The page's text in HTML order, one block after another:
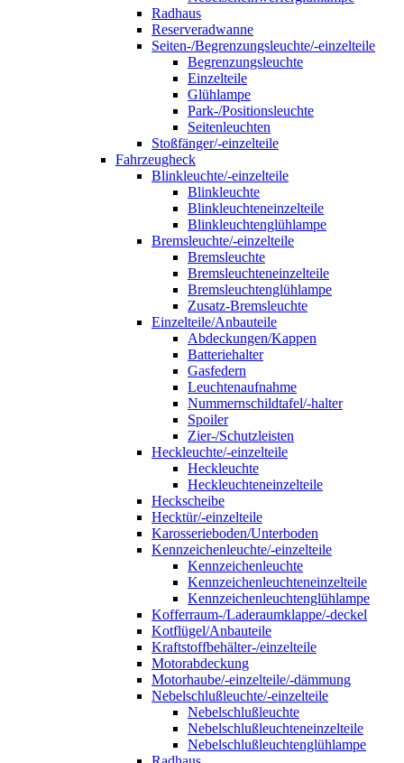
Radhaus
Reserveradwanne
Seiten-/Begrenzungsleuchte/-einzelteile
Begrenzungsleuchte
Einzelteile
Glühlampe
Park-/Positionsleuchte
Seitenleuchten
Stoßfänger/-einzelteile
Fahrzeugheck
Blinkleuchte/-einzelteile
Blinkleuchte
Blinkleuchteneinzelteile
Blinkleuchtenglühlampe
Bremsleuchte/-einzelteile
Bremsleuchte
Bremsleuchteneinzelteile
Bremsleuchtenglühlampe
Zusatz-Bremsleuchte
Einzelteile/Anbauteile
Abdeckungen/Kappen
Batteriehalter
Gasfedern
Leuchtenaufnahme
Nummernschildtafel/-halter
Spoiler
Zier-/Schutzleisten
Heckleuchte/-einzelteile
Heckleuchte
Heckleuchteneinzelteile
Heckscheibe
Hecktür/-einzelteile
Karosserieboden/Unterboden
Kennzeichenleuchte/-einzelteile
Kennzeichenleuchte
Kennzeichenleuchteneinzelteile
Kennzeichenleuchtenglühlampe
Kofferraum-/Laderaumklappe/-deckel
Kotflügel/Anbauteile
Kraftstoffbehälter-/einzelteile
Motorabdeckung
Motorhaube/-einzelteile/-dämmung
Nebelschlußleuchte/-einzelteile
Nebelschlußleuchte
Nebelschlußleuchteneinzelteile
Nebelschlußleuchtenglühlampe